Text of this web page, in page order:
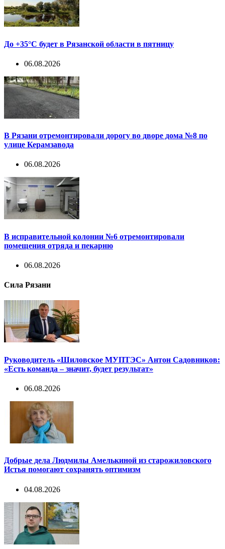
До +35°С будет в Рязанской области в пятницу
06.08.2026
В Рязани отремонтировали дорогу во дворе дома №8 по
улице Керамзавода
06.08.2026
В исправительной колонии №6 отремонтировали
помещения отряда и пекарню
06.08.2026
Сила Рязани
Руководитель «Шиловское МУПТЭС» Антон Садовников:
«Есть команда – значит, будет результат»
06.08.2026
Добрые дела Людмилы Амелькиной из старожиловского
Истья помогают сохранять оптимизм
04.08.2026